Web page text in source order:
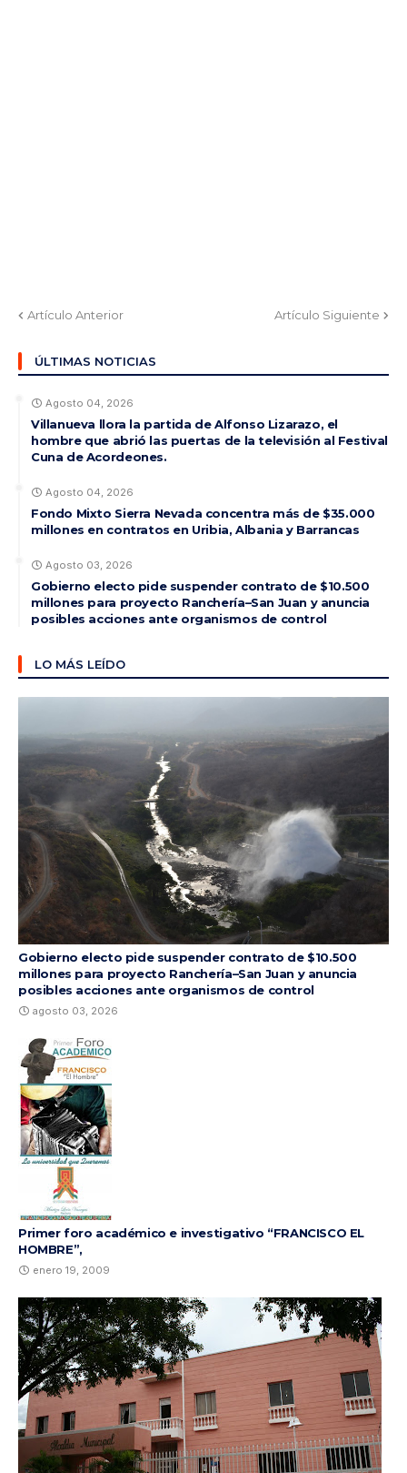
Artículo Anterior Artículo Siguiente
ÚLTIMAS NOTICIAS
Agosto 04, 2026
Villanueva llora la partida de Alfonso Lizarazo, el
hombre que abrió las puertas de la televisión al Festival
Cuna de Acordeones.
Agosto 04, 2026
Fondo Mixto Sierra Nevada concentra más de $35.000
millones en contratos en Uribia, Albania y Barrancas
Agosto 03, 2026
Gobierno electo pide suspender contrato de $10.500
millones para proyecto Ranchería–San Juan y anuncia
posibles acciones ante organismos de control
LO MÁS LEÍDO
Gobierno electo pide suspender contrato de $10.500
millones para proyecto Ranchería–San Juan y anuncia
posibles acciones ante organismos de control
agosto 03, 2026
Primer foro académico e investigativo “FRANCISCO EL
HOMBRE”,
enero 19, 2009